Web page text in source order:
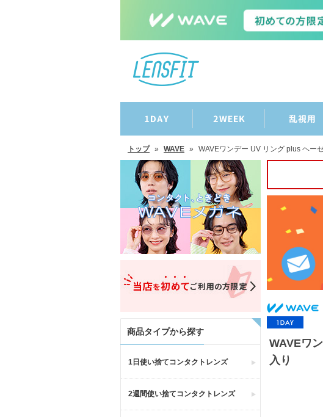
トップ » WAVE » WAVEワンデー UV リング plus ヘー
商品タイプから探す
1日使い捨てコンタクトレンズ
2週間使い捨てコンタクトレンズ
WAVEワ
入り